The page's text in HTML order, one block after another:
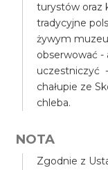
turystów oraz
tradycyjne
żywym
obserwować -
uczestniczyć
chałupie ze
chleba.
NOTA
Zgodnie z